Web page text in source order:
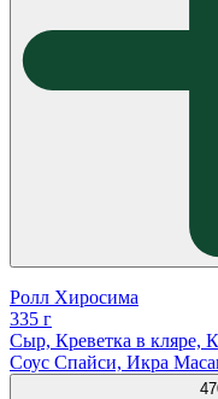
Ролл Хиросима
335 г
Сыр, Креветка в кляре,
Соус Спайси, Икра